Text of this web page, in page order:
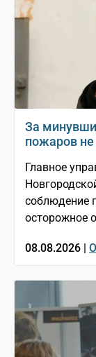
За
пожаров
Главное
соблюдение
осторожное
08.08.2026 |